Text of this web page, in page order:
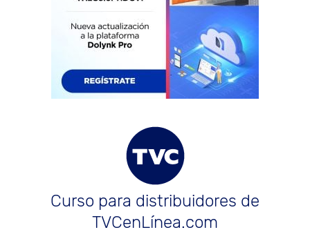
Curso para distribuidores de
TVCenLínea.com